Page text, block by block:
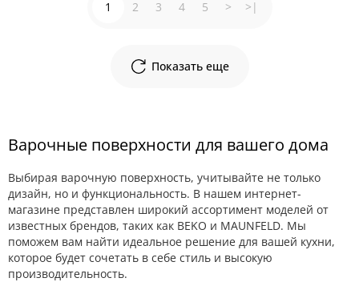
Показать еще
1 2 3 4 5 > >|
Варочные поверхности для вашего дома
Выбирая варочную поверхность, учитывайте не только
дизайн, но и функциональность. В нашем интернет-
магазине представлен широкий ассортимент моделей от
известных брендов, таких как BEKO и MAUNFELD. Мы
поможем вам найти идеальное решение для вашей кухни,
которое будет сочетать в себе стиль и высокую
производительность.